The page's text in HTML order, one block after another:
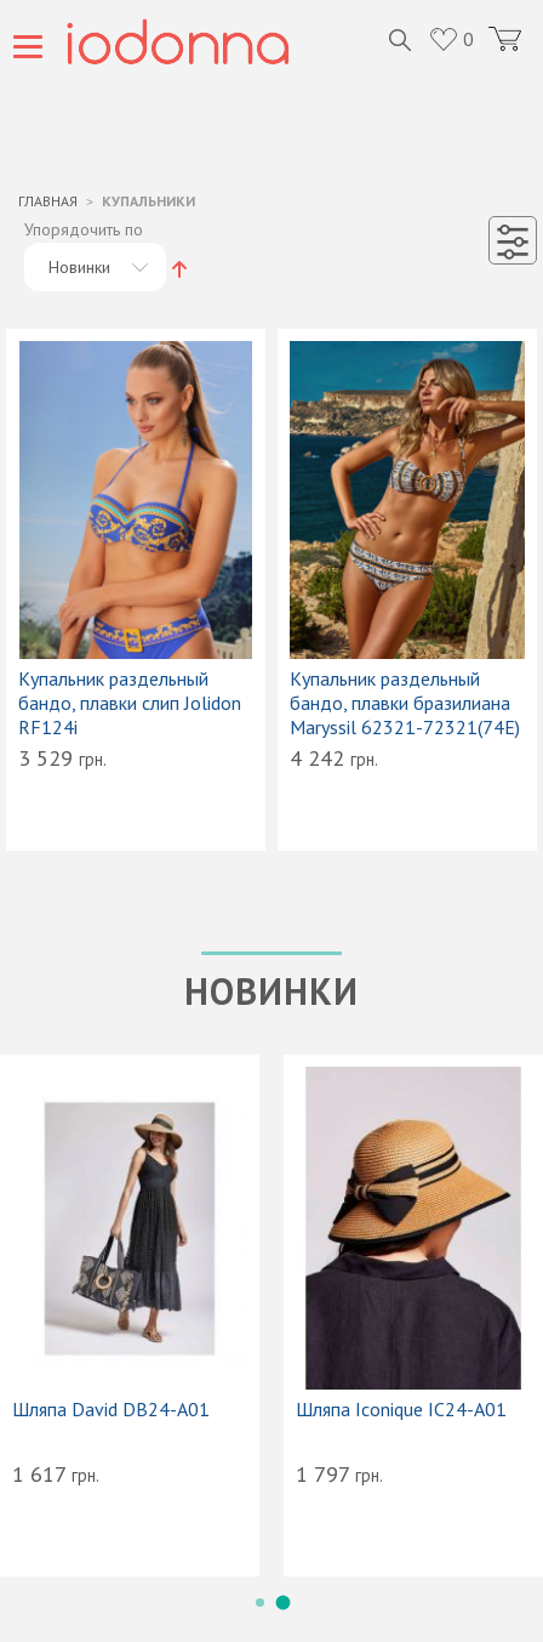
0
ГЛАВНАЯ КУПАЛЬНИКИ
Упорядочить по
Новинки
Купальник раздельный
бандо, плавки слип Jolidon
RF124i
3 529 грн.
Купальник раздельный
бандо, плавки бразилиана
Maryssil 62321-72321(74E)
4 242 грн.
НОВИНКИ
Шляпа David DB24-A01
1 617 грн.
Шляпа Iconique IC24-A01
1 797 грн.